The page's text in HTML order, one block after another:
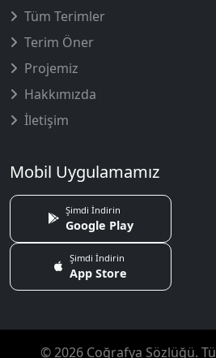
Tüm Terimler
Terim Öner
Projemiz
Hakkımızda
İletişim
Mobil Uygulamamız
Şimdi İndirin
Google Play
Şimdi İndirin
App Store
© 2026 Coğrafya Sözlüğü.